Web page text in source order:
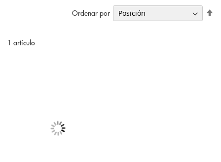
1 artículo
Ordenar por